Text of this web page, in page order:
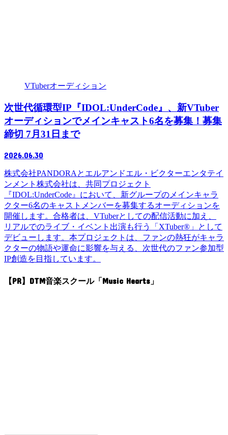
VTuberオーディション
次世代循環型IP『IDOL:UnderCode』、新VTuber
オーディションでメインキャスト6名を募集！募集
締切 7月31日まで
2026.06.30
株式会社PANDORAとエルアンドエル・ビクターエンタテイ
ンメント株式会社は、共同プロジェクト
『IDOL:UnderCode』において、新グループのメインキャラ
クター6名のキャストメンバーを募集するオーディションを
開催します。合格者は、VTuberとしての配信活動に加え、
リアルでのライブ・イベント出演も行う「XTuber®︎」として
デビューします。本プロジェクトは、ファンの熱狂がキャラ
クターの物語や運命に影響を与える、次世代のファン参加型
IP創造を目指しています。
【PR】DTM音楽スクール「Music Hearts」